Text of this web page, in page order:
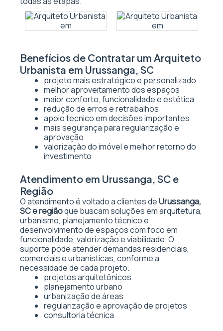
Benefícios de Contratar um Arquiteto
Urbanista em Urussanga, SC
projeto mais estratégico e personalizado
melhor aproveitamento dos espaços
maior conforto, funcionalidade e estética
redução de erros e retrabalhos
apoio técnico em decisões importantes
mais segurança para regularização e
aprovação
valorização do imóvel e melhor retorno do
investimento
Atendimento em Urussanga, SC e
Região
O atendimento é voltado a clientes deUrussanga,
SC e regiãoque buscam soluções em arquitetura,
urbanismo, planejamento técnico e
desenvolvimento de espaços com foco em
funcionalidade, valorização e viabilidade. O
suporte pode atender demandas residenciais,
comerciais e urbanísticas, conforme a
necessidade de cada projeto.
projetos arquitetônicos
planejamento urbano
urbanização de áreas
regularização e aprovação de projetos
consultoria técnica